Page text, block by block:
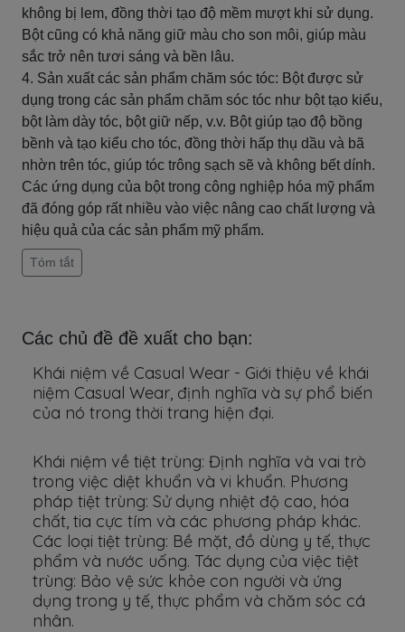
không bị lem, đồng thời tạo độ mềm mượt khi sử dụng.
Bột cũng có khả năng giữ màu cho son môi, giúp màu
sắc trở nên tươi sáng và bền lâu.
4. Sản xuất các sản phẩm chăm sóc tóc: Bột được sử
dụng trong các sản phẩm chăm sóc tóc như bột tạo kiểu,
bột làm dày tóc, bột giữ nếp, v.v. Bột giúp tạo độ bồng
bềnh và tạo kiểu cho tóc, đồng thời hấp thụ dầu và bã
nhờn trên tóc, giúp tóc trông sạch sẽ và không bết dính.
Các ứng dụng của bột trong công nghiệp hóa mỹ phẩm
đã đóng góp rất nhiều vào việc nâng cao chất lượng và
hiệu quả của các sản phẩm mỹ phẩm.
Tóm tắt
Các chủ đề đề xuất cho bạn:
Khái niệm về Casual Wear - Giới thiệu về khái
niệm Casual Wear, định nghĩa và sự phổ biến
của nó trong thời trang hiện đại.
Khái niệm về tiệt trùng: Định nghĩa và vai trò
trong việc diệt khuẩn và vi khuẩn. Phương
pháp tiệt trùng: Sử dụng nhiệt độ cao, hóa
chất, tia cực tím và các phương pháp khác.
Các loại tiệt trùng: Bề mặt, đồ dùng y tế, thực
phẩm và nước uống. Tác dụng của việc tiệt
trùng: Bảo vệ sức khỏe con người và ứng
dụng trong y tế, thực phẩm và chăm sóc cá
nhân.